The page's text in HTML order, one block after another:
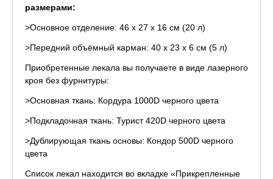
размерами:
>Основное отделение: 46 х 27 х 16 см (20 л)
>Передний объёмный карман: 40 х 23 х 6 см (5 л)
Приобретенные лекала вы получаете в виде лазерного
кроя без фурнитуры:
>Основная ткань: Кордура 1000D черного цвета
>Подкладочная ткань: Турист 420D черного цвета
>Дублирующая ткань основы: Кондор 500D черного
цвета
Список лекал находится во вкладке «Прикрепленные